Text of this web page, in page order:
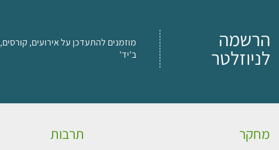
הרשמה
לניוזלטר
מוזמנים להתעדכן על אירועים,
ב'יד'
מחקר תרבות